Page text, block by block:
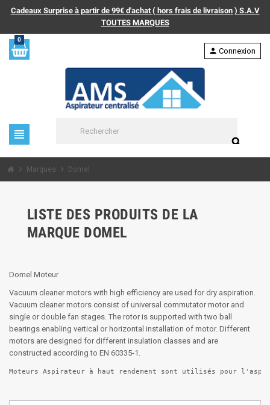
Cadeaux Surprise à partir de 99€ d'achat ( hors frais de livraison ) S.A.V
TOUTES MARQUES
0
view_headline
search
person Connexion
chevron_right Marques chevron_right Domel
LISTE DES PRODUITS DE LA
MARQUE DOMEL
Domel Moteur
Vacuum cleaner motors with high efficiency are used for dry aspiration.
Vacuum cleaner motors consist of universal commutator motor and
single or double fan stages. The rotor is supported with two ball
bearings enabling vertical or horizontal installation of motor. Different
motors are designed for different insulation classes and are
constructed according to EN 60335-1.
Moteurs Aspirateur à haut rendement sont utilisés pour